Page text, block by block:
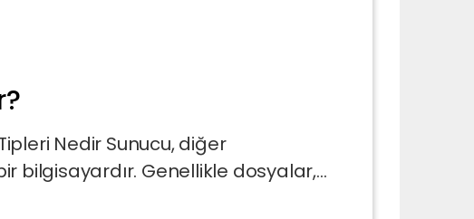
Nedir Sunucu, diğer
bilgisayardır. Genellikle dosyalar,...